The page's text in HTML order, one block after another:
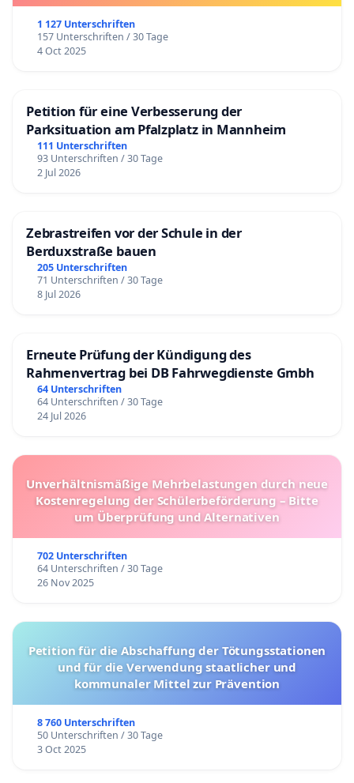
1 127 Unterschriften
157 Unterschriften / 30 Tage
4 Oct 2025
Petition für eine Verbesserung der
Parksituation am Pfalzplatz in Mannheim
111 Unterschriften
93 Unterschriften / 30 Tage
2 Jul 2026
Zebrastreifen vor der Schule in der
Berduxstraße bauen
205 Unterschriften
71 Unterschriften / 30 Tage
8 Jul 2026
Erneute Prüfung der Kündigung des
Rahmenvertrag bei DB Fahrwegdienste Gmbh
64 Unterschriften
64 Unterschriften / 30 Tage
24 Jul 2026
Unverhältnismäßige Mehrbelastungen durch neue
Kostenregelung der Schülerbeförderung – Bitte
um Überprüfung und Alternativen
702 Unterschriften
64 Unterschriften / 30 Tage
26 Nov 2025
Petition für die Abschaffung der Tötungsstationen
und für die Verwendung staatlicher und
kommunaler Mittel zur Prävention
8 760 Unterschriften
50 Unterschriften / 30 Tage
3 Oct 2025